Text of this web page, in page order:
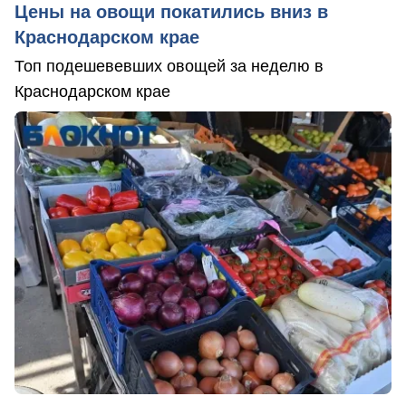
Цены на овощи покатились вниз в
Краснодарском крае
Топ подешевевших овощей за неделю в
Краснодарском крае